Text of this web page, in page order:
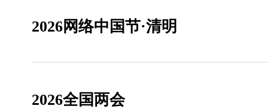
2026网络中国节·清明
2026全国两会